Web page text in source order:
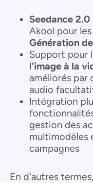
Seedance
Akool pour
Génération
Support pour
l'image à la
améliorés par
audio
Intégration
gestion des
multimodèles
campagnes
En d'autres